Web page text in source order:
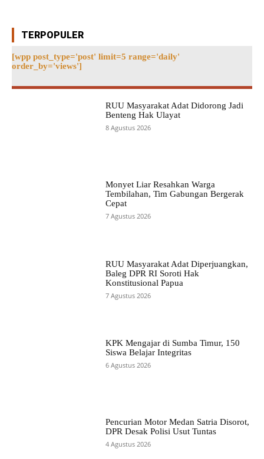
TERPOPULER
[wpp post_type='post' limit=5 range='daily'
order_by='views']
RUU Masyarakat Adat Didorong Jadi
Benteng Hak Ulayat
8 Agustus 2026
Monyet Liar Resahkan Warga
Tembilahan, Tim Gabungan Bergerak
Cepat
7 Agustus 2026
RUU Masyarakat Adat Diperjuangkan,
Baleg DPR RI Soroti Hak
Konstitusional Papua
7 Agustus 2026
KPK Mengajar di Sumba Timur, 150
Siswa Belajar Integritas
6 Agustus 2026
Pencurian Motor Medan Satria Disorot,
DPR Desak Polisi Usut Tuntas
4 Agustus 2026